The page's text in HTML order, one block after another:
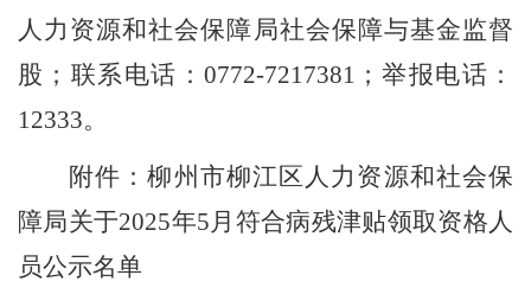
人力资源和社会保障局社会保障与基金监督
股；联系电话： 0772-7217381 ； 举报电话：
12333。
附件：柳州市柳江区人力资源和社会保
障局关于2025年5月符合病残津贴领取资格人
员公示名单